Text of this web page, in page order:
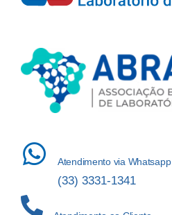
Atendimento via Whatsapp
(33) 3331-1341